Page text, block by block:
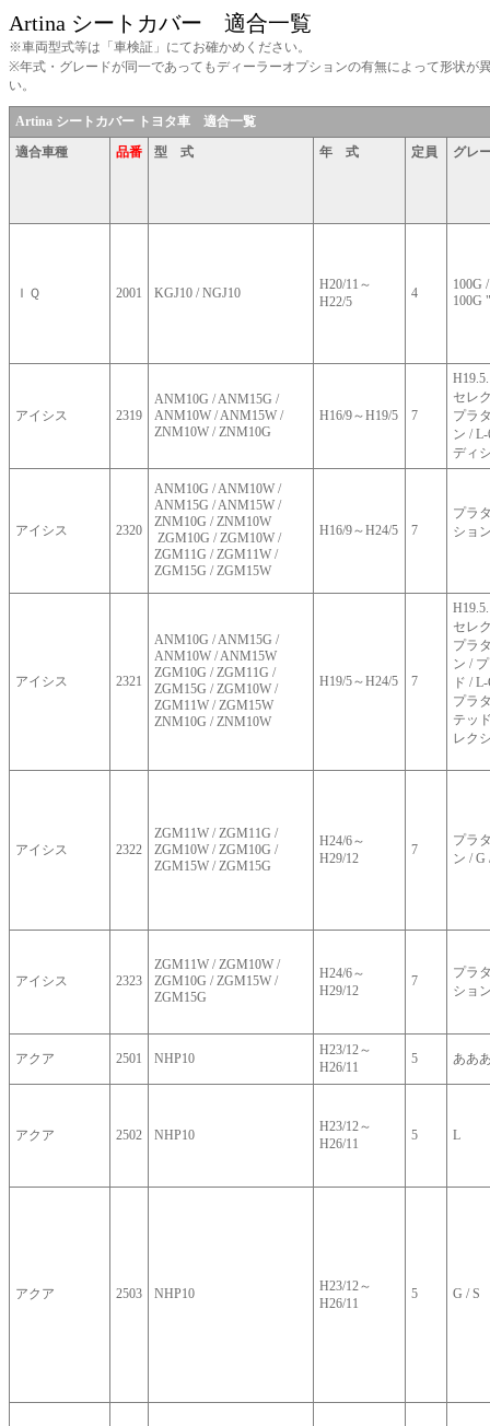
Artina シートカバー 適合一覧
※車両型式等は「車検証」にてお確かめください。
※年式・グレードが同一であってもディーラーオプションの有無によって形状
い。
Artina シートカバー トヨタ車 適合一覧
適合車種
品番 型 式 年 式 定員 グレ
ＩＱ 2001 KGJ10 / NGJ10
H20/11～
H22/5
4
100G
100G
アイシス 2319
ANM10G / ANM15G /
ANM10W / ANM15W /
ZNM10W / ZNM10G
H16/9～H19/5 7
セレ
プラ
ン /
ディ
アイシス 2320
ANM10G / ANM10W /
ANM15G / ANM15W /
ZNM10G / ZNM10W
ZGM10G / ZGM10W /
ZGM11G / ZGM11W /
ZGM15G / ZGM15W
H16/9～H24/5 7
プラ
ショ
アイシス 2321
ANM10G / ANM15G /
ANM10W / ANM15W
ZGM10G / ZGM11G /
ZGM15G / ZGM10W /
ZGM11W / ZGM15W
ZNM10G / ZNM10W
H19/5～H24/5 7
セレ
プラ
ン /
ド /
プラ
テッ
レク
アイシス 2322
ZGM11W / ZGM11G /
ZGM10W / ZGM10G /
ZGM15W / ZGM15G
H24/6～
H29/12
7
プラ
ン /
アイシス 2323
ZGM11W / ZGM10W /
ZGM10G / ZGM15W /
ZGM15G
H24/6～
H29/12
7
プラ
ショ
アクア 2501 NHP10
H23/12～
H26/11
5 ああ
アクア 2502 NHP10
H23/12～
H26/11
5 L
アクア 2503 NHP10
H23/12～
H26/11
5 G / S